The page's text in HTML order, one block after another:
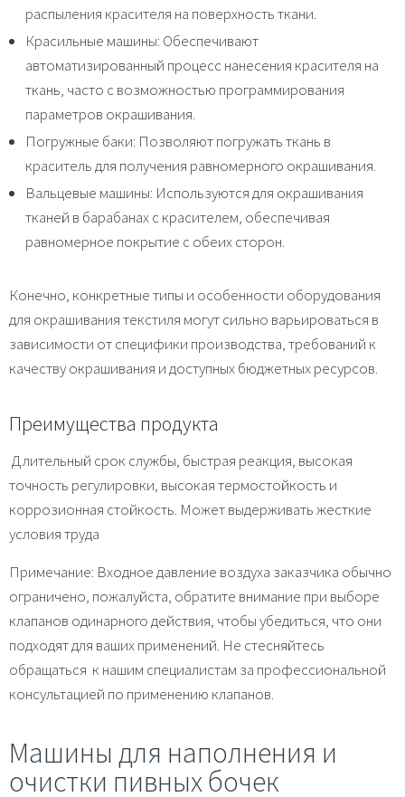
распыления красителя на поверхность ткани.
Красильные машины: Обеспечивают
автоматизированный процесс нанесения красителя на
ткань, часто с возможностью программирования
параметров окрашивания.
Погружные баки: Позволяют погружать ткань в
краситель для получения равномерного окрашивания.
Вальцевые машины: Используются для окрашивания
тканей в барабанах с красителем, обеспечивая
равномерное покрытие с обеих сторон.
Конечно, конкретные типы и особенности оборудования
для окрашивания текстиля могут сильно варьироваться в
зависимости от специфики производства, требований к
качеству окрашивания и доступных бюджетных ресурсов.
Преимущества продукта
Длительный срок службы, быстрая реакция, высокая
точность регулировки, высокая термостойкость и
коррозионная стойкость. Может выдерживать жесткие
условия труда
Примечание: Входное давление воздуха заказчика обычно
ограничено, пожалуйста, обратите внимание при выборе
клапанов одинарного действия, чтобы убедиться, что они
подходят для ваших применений. Не стесняйтесь
обращаться к нашим специалистам за профессиональной
консультацией по применению клапанов.
Машины для наполнения и
очистки пивных бочек